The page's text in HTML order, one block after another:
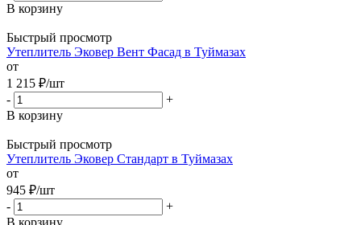
В корзину
Быстрый просмотр
Утеплитель Эковер Вент Фасад в Туймазах
от
1 215 ₽/шт
-
+
В корзину
Быстрый просмотр
Утеплитель Эковер Стандарт в Туймазах
от
945 ₽/шт
-
+
В корзину